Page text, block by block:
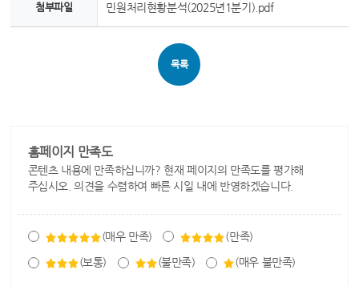
첨부파일 민원처리현황분석(2025년1분기).pdf
목록
홈페이지 만족도
콘텐츠 내용에 만족하십니까? 현재 페이지의 만족도를 평가해
주십시오. 의견을 수렴하여 빠른 시일 내에 반영하겠습니다.
(매우 만족) (만족)
(보통) (불만족) (매우 불만족)